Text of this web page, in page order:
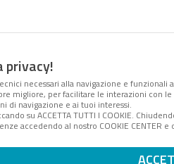
privacy!
necessari alla navigazione e
migliore, per facilitare le interazioni con
di navigazione e ai tuoi interessi.
su ACCETTA TUTTI I COOKIE.
accedendo al nostro COOKIE